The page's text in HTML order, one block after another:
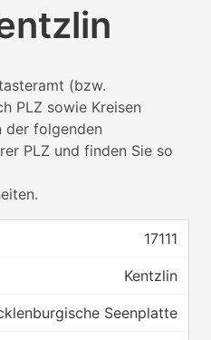
(bzw.
PLZ sowie Kreisen
der folgenden
PLZ und finden Sie so
17111
Kentzlin
Seenplatte